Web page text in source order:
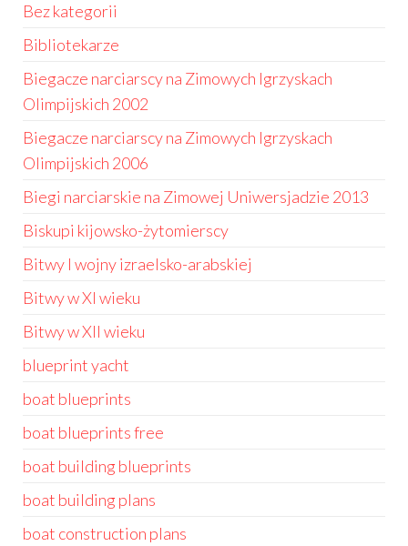
Bez kategorii
Bibliotekarze
Biegacze narciarscy na Zimowych Igrzyskach
Olimpijskich 2002
Biegacze narciarscy na Zimowych Igrzyskach
Olimpijskich 2006
Biegi narciarskie na Zimowej Uniwersjadzie 2013
Biskupi kijowsko-żytomierscy
Bitwy I wojny izraelsko-arabskiej
Bitwy w XI wieku
Bitwy w XII wieku
blueprint yacht
boat blueprints
boat blueprints free
boat building blueprints
boat building plans
boat construction plans